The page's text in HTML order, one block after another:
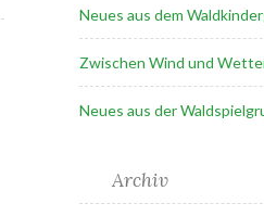
Neues aus dem
Zwischen Wind und
Neues aus der
Archiv